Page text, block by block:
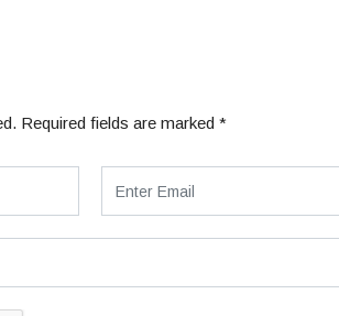
Required fields are marked *